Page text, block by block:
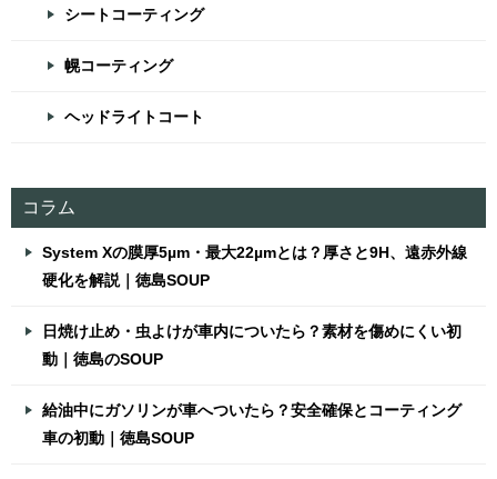
シートコーティング
幌コーティング
ヘッドライトコート
コラム
System Xの膜厚5µm・最大22µmとは？厚さと9H、遠赤外線
硬化を解説｜徳島SOUP
日焼け止め・虫よけが車内についたら？素材を傷めにくい初
動｜徳島のSOUP
給油中にガソリンが車へついたら？安全確保とコーティング
車の初動｜徳島SOUP